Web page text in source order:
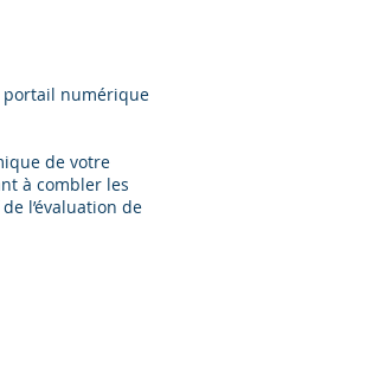
portail numérique
de votre
à combler les
l’évaluation de